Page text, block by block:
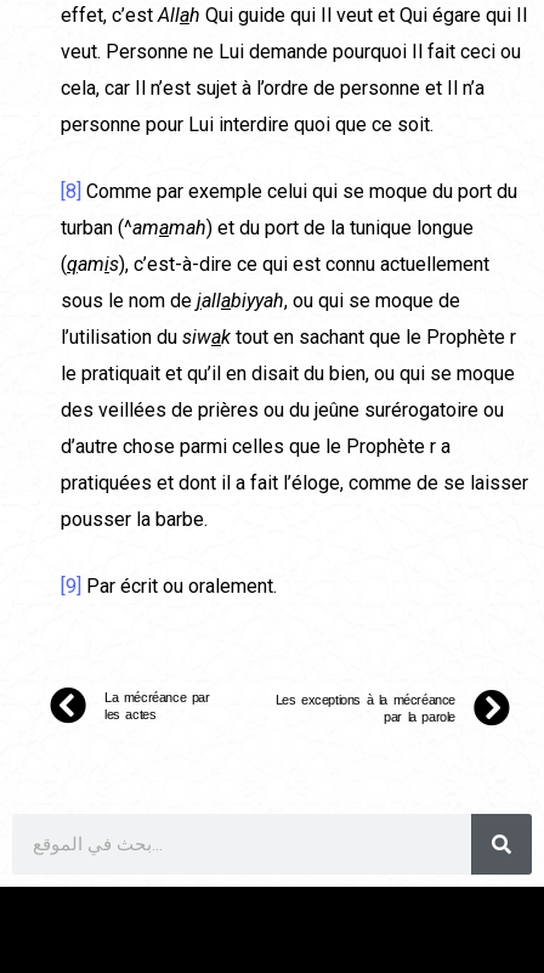
effet, c’estAllah Qui guide qui Il veut et Qui égare qui Il
veut. Personne ne Lui demande pourquoi Il fait ceci ou
cela, car Il n’est sujet à l’ordre de personne et Il n’a
personne pour Lui interdire quoi que ce soit.
[8] Comme par exemple celui qui se moque du port du
turban (^amamah) et du port de la tunique longue
(qamis), c’est-à-dire ce qui est connu actuellement
sous le nom de jallabiyyah, ou qui se moque de
l’utilisation du siwak tout en sachant que le Prophète r
le pratiquait et qu’il en disait du bien, ou qui se moque
des veillées de prières ou du jeûne surérogatoire ou
d’autre chose parmi celles que le Prophète r a
pratiquées et dont il a fait l’éloge, comme de se laisser
pousser la barbe.
[9] Par écrit ou oralement.
La mécréance par
les actes
Les exceptions à la mécréance
par la parole